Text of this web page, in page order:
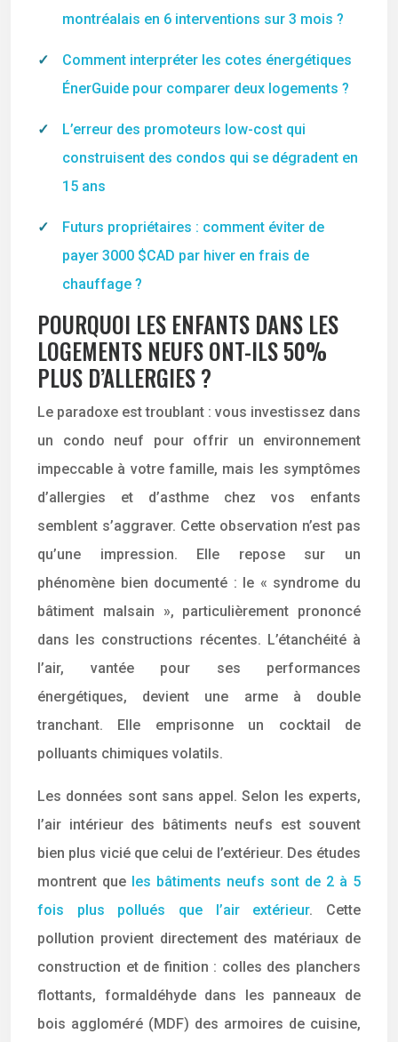
montréalais en 6 interventions sur 3 mois ?
Comment interpréter les cotes énergétiques
ÉnerGuide pour comparer deux logements ?
L’erreur des promoteurs low-cost qui
construisent des condos qui se dégradent en
15 ans
Futurs propriétaires : comment éviter de
payer 3000 $CAD par hiver en frais de
chauffage ?
POURQUOI LES ENFANTS DANS LES
LOGEMENTS NEUFS ONT-ILS 50%
PLUS D’ALLERGIES ?
Le paradoxe est troublant : vous investissez dans
un condo neuf pour offrir un environnement
impeccable à votre famille, mais les symptômes
d’allergies et d’asthme chez vos enfants
semblent s’aggraver. Cette observation n’est pas
qu’une impression. Elle repose sur un
phénomène bien documenté : le « syndrome du
bâtiment malsain », particulièrement prononcé
dans les constructions récentes. L’étanchéité à
l’air, vantée pour ses performances
énergétiques, devient une arme à double
tranchant. Elle emprisonne un cocktail de
polluants chimiques volatils.
Les données sont sans appel. Selon les experts,
l’air intérieur des bâtiments neufs est souvent
bien plus vicié que celui de l’extérieur. Des études
montrent que les bâtiments neufs sont de 2 à 5
fois plus pollués que l’air extérieur. Cette
pollution provient directement des matériaux de
construction et de finition : colles des planchers
flottants, formaldéhyde dans les panneaux de
bois aggloméré (MDF) des armoires de cuisine,